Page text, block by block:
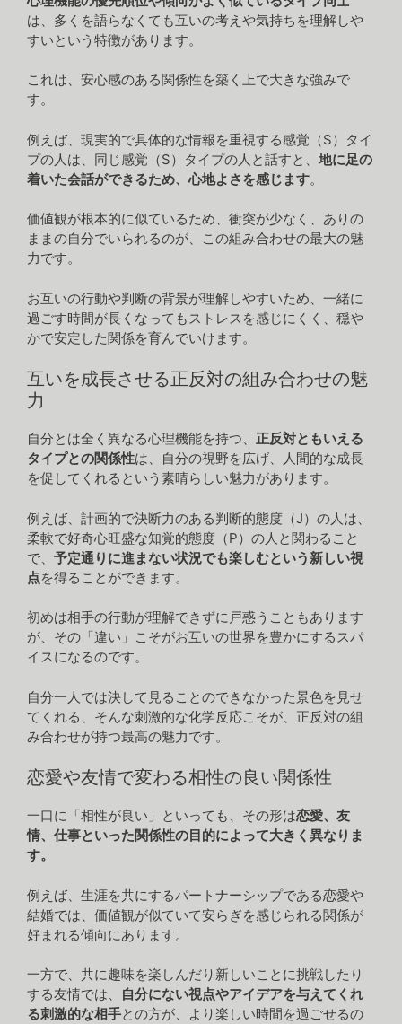
は、多くを語らなくても互いの考えや気持ちを理解しや
すいという特徴があります。
これは、安心感のある関係性を築く上で大きな強みで
す。
例えば、現実的で具体的な情報を重視する感覚（S）タイ
プの人は、同じ感覚（S）タイプの人と話すと、 地に足の
着いた会話ができるため、心地よさを感じます。
価値観が根本的に似ているため、衝突が少なく、ありの
ままの自分でいられるのが、この組み合わせの最大の魅
力です。
お互いの行動や判断の背景が理解しやすいため、一緒に
過ごす時間が長くなってもストレスを感じにくく、穏や
かで安定した関係を育んでいけます。
互いを成長させる正反対の組み合わせの魅
力
自分とは全く異なる心理機能を持つ、 正反対ともいえる
タイプとの関係性は、自分の視野を広げ、人間的な成長
を促してくれるという素晴らしい魅力があります。
例えば、計画的で決断力のある判断的態度（J）の人は、
柔軟で好奇心旺盛な知覚的態度（P）の人と関わること
で、 予定通りに進まない状況でも楽しむという新しい視
点を得ることができます。
初めは相手の行動が理解できずに戸惑うこともあります
が、その「違い」こそがお互いの世界を豊かにするスパ
イスになるのです。
自分一人では決して見ることのできなかった景色を見せ
てくれる、そんな刺激的な化学反応こそが、正反対の組
み合わせが持つ最高の魅力です。
恋愛や友情で変わる相性の良い関係性
一口に「相性が良い」といっても、その形は恋愛、友
情、仕事といった関係性の目的によって大きく異なりま
す。
例えば、生涯を共にするパートナーシップである恋愛や
結婚では、価値観が似ていて安らぎを感じられる関係が
好まれる傾向にあります。
一方で、共に趣味を楽しんだり新しいことに挑戦したり
する友情では、
自分にない視点やアイデアを与えてくれ
る刺激的な相手との方が、より楽しい時間を過ごせるの